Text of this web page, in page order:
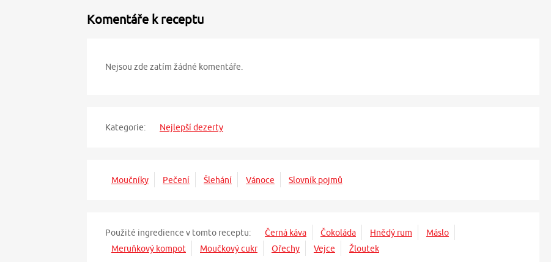
Komentáře k receptu
Nejsou zde zatím žádné komentáře.
Kategorie: Nejlepší dezerty
Moučníky Pečení Šlehání Vánoce Slovník pojmů
Použité ingredience v tomto receptu: Černá káva Čokoláda Hnědý rum
Máslo
Meruňkový kompot
Moučkový cukr Ořechy Vejce Žloutek